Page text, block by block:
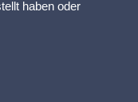
haben oder